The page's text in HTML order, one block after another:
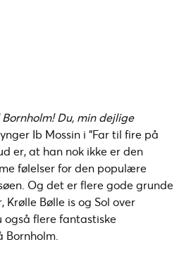
Du, min dejlige
Ib Mossin i “Far til fire på
er, at han nok ikke er den
følelser for den populære
Og det er flere gode grunde
Krølle Bølle is og Sol over
også flere fantastiske
Bornholm.